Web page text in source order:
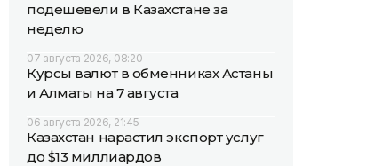
подешевели в Казахстане за
неделю
07 августа 2026, 08:20
Курсы валют в обменниках Астаны
и Алматы на 7 августа
06 августа 2026, 21:45
Казахстан нарастил экспорт услуг
до $13 миллиардов